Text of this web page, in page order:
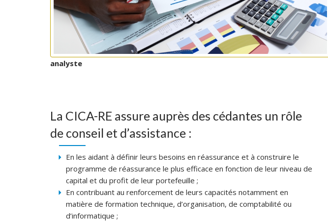
analyste
La CICA-RE assure auprès des cédantes un rôle
de conseil et d’assistance :
En les aidant à définir leurs besoins en réassurance et à construire le
programme de réassurance le plus efficace en fonction de leur niveau de
capital et du profit de leur portefeuille ;
En contribuant au renforcement de leurs capacités notamment en
matière de formation technique, d’organisation, de comptabilité ou
d’informatique ;